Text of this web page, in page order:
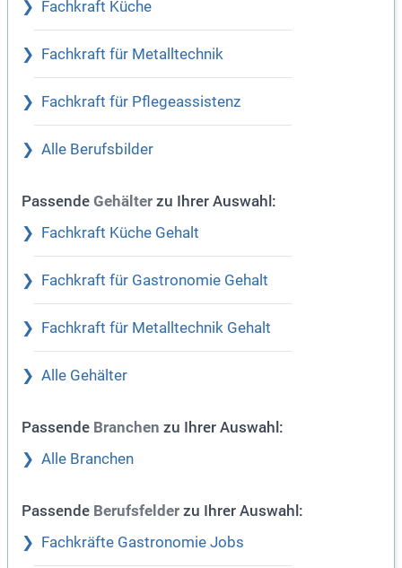
Fachkraft Küche
Fachkraft für Metalltechnik
Fachkraft für Pflegeassistenz
Alle Berufsbilder
Passende Gehälter zu Ihrer Auswahl:
Fachkraft Küche Gehalt
Fachkraft für Gastronomie Gehalt
Fachkraft für Metalltechnik Gehalt
Alle Gehälter
Passende Branchen zu Ihrer Auswahl:
Alle Branchen
Passende Berufsfelder zu Ihrer Auswahl:
Fachkräfte Gastronomie Jobs